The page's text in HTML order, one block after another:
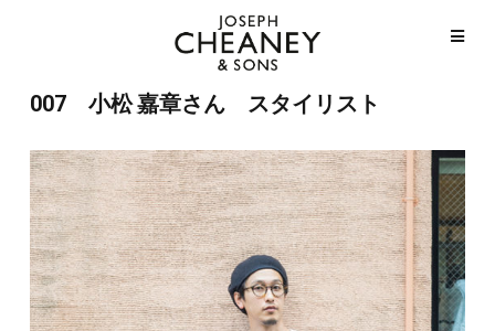
007 小松 嘉章さん スタイリスト